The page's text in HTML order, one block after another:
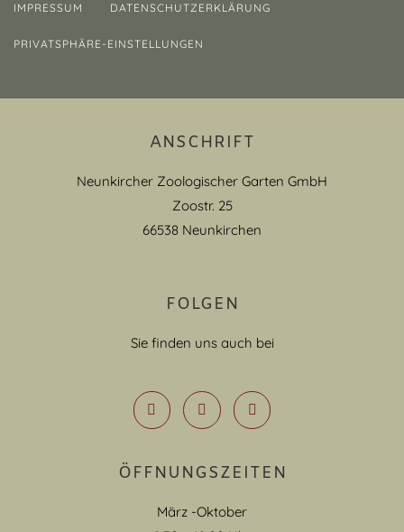
IMPRESSUM DATENSCHUTZERKLÄRUNG
PRIVATSPHÄRE-EINSTELLUNGEN
ANSCHRIFT
Neunkircher Zoologischer Garten GmbH
Zoostr. 25
66538 Neunkirchen
FOLGEN
Sie finden uns auch bei
ÖFFNUNGSZEITEN
März -Oktober